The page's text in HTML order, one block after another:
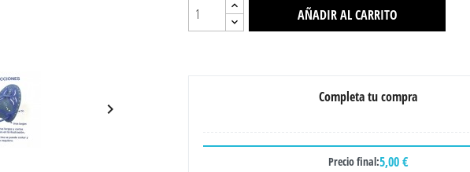

AÑADIR AL CARRITO
Completa tu compra
Precio final:5,00 €